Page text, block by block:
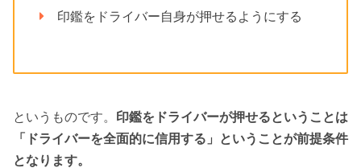
印鑑をドライバー自身が押せるようにする
というものです。
印鑑をドライバーが押せるということは
「ドライバーを全面的に信用する」ということが前提条件
となります。